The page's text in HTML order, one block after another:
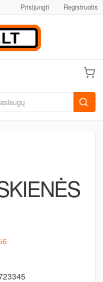
Prisijungti Registruotis